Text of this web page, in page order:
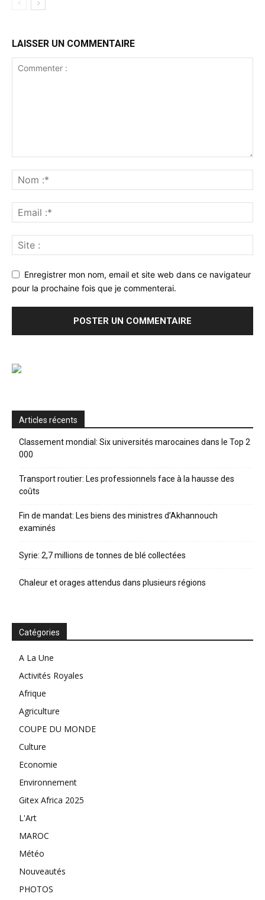
LAISSER UN COMMENTAIRE
Enregistrer mon nom, email et site web dans ce navigateur
pour la prochaine fois que je commenterai.
Articles récents
Classement mondial: Six universités marocaines dans le Top 2
000
Transport routier: Les professionnels face à la hausse des
coûts
Fin de mandat: Les biens des ministres d’Akhannouch
examinés
Syrie: 2,7 millions de tonnes de blé collectées
Chaleur et orages attendus dans plusieurs régions
Catégories
A La Une
Activités Royales
Afrique
Agriculture
COUPE DU MONDE
Culture
Economie
Environnement
Gitex Africa 2025
L'Art
MAROC
Météo
Nouveautés
PHOTOS